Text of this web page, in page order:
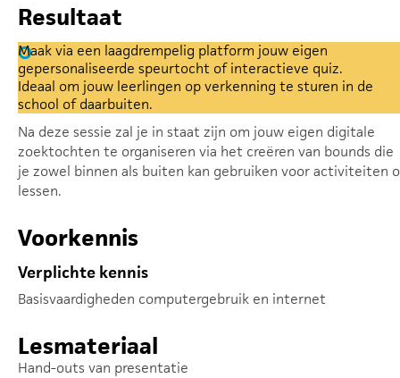
Resultaat
Maak via een laagdrempelig platform jouw eigen
gepersonaliseerde speurtocht of interactieve quiz.
Ideaal om jouw leerlingen op verkenning te sturen in de
school of daarbuiten.
Na deze sessie zal je in staat zijn om jouw eigen digitale
zoektochten te organiseren via het creëren van bounds die
je zowel binnen als buiten kan gebruiken voor activiteiten
lessen.
Voorkennis
Verplichte kennis
Basisvaardigheden computergebruik en internet
Lesmateriaal
Hand-outs van presentatie